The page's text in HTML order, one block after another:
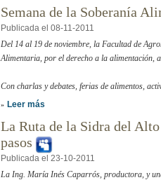
Semana de la Soberanía
Publicada el 08-11-2011
Del 14 al 19 de noviembre, la Facultad de
Alimentaria, por el derecho a la alimentación,
Con charlas y debates, ferias de alimentos,
» Leer más
La Ruta de la Sidra del
pasos
Publicada el 23-10-2011
La Ing. María Inés Caparrós, productora, y